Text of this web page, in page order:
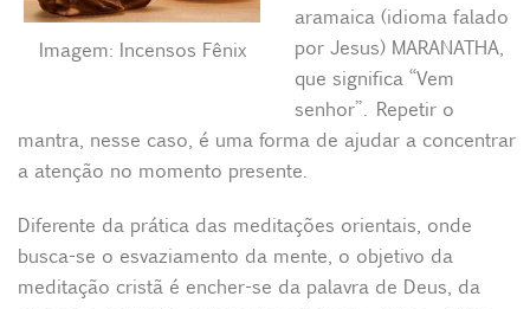
Imagem: Incensos Fênix
aramaica (idioma falado
por Jesus) MARANATHA,
que significa “Vem
senhor”. Repetir o
mantra, nesse caso, é uma forma de ajudar a concentrar
a atenção no momento presente.
Diferente da prática das meditações orientais, onde
busca-se o esvaziamento da mente, o objetivo da
meditação cristã é encher-se da palavra de Deus, da